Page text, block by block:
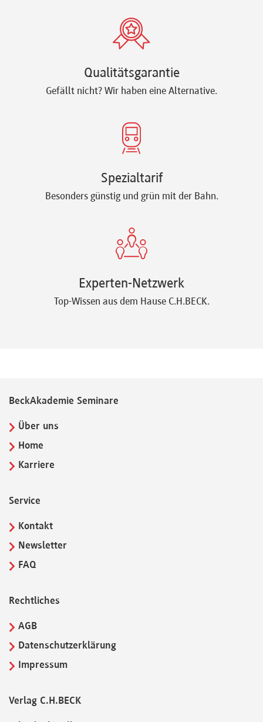
Qualitätsgarantie
Gefällt nicht? Wir haben eine Alternative.
Spezialtarif
Besonders günstig und grün mit der Bahn.
Experten-Netzwerk
Top-Wissen aus dem Hause C.H.BECK.
BeckAkademie Seminare
Über uns
Home
Karriere
Service
Kontakt
Newsletter
FAQ
Rechtliches
AGB
Datenschutzerklärung
Impressum
Verlag C.H.BECK